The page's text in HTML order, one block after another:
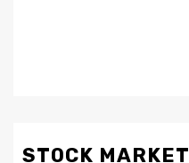
STOCK MARKET